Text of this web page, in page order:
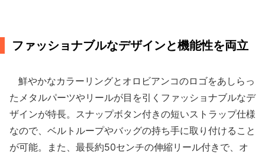
ファッショナブルなデザインと機能性を両立
鮮やかなカラーリングとオロビアンコのロゴをあしらっ
たメタルパーツやリールが目を引くファッショナブルなデ
ザインが特長。スナップボタン付きの短いストラップ仕様
なので、ベルトループやバッグの持ち手に取り付けること
が可能。また、最長約50センチの伸縮リール付きで、オ